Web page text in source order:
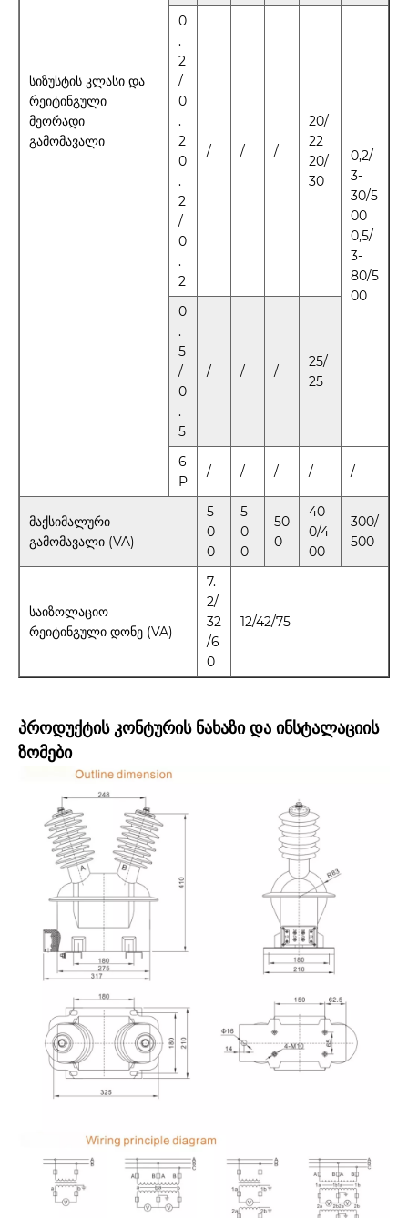
სიზუსტის კლასი და
რეიტინგული
მეორადი
გამომავალი
0
.
2
/
0
.
2
0
.
2
/
0
.
2
/ / /
20/
22
20/
30
0,2/
3-
30/5
00
0,5/
3-
80/5
00
0
.
5
/
0
.
5
/ / /
25/
25
6
P
/ / / / /
მაქსიმალური
გამომავალი (VA)
5
0
0
5
0
0
50
0
40
0/4
00
300/
500
საიზოლაციო
რეიტინგული დონე (VA)
7.
2/
32
/6
0
12/42/75
პროდუქტის კონტურის ნახაზი და ინსტალაციის
ზომები